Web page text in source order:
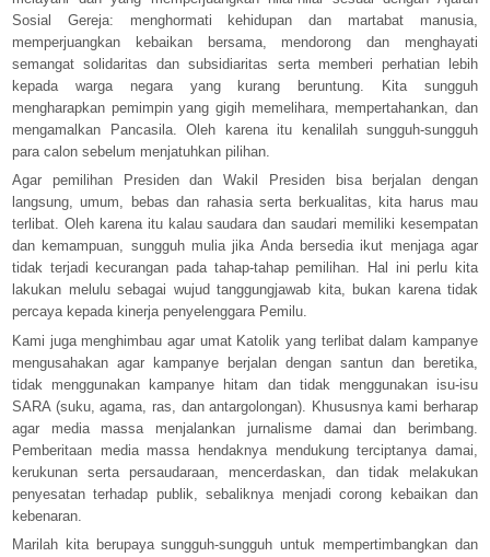
Sosial Gereja: menghormati kehidupan dan martabat manusia,
memperjuangkan kebaikan bersama, mendorong dan menghayati
semangat solidaritas dan subsidiaritas serta memberi perhatian lebih
kepada warga negara yang kurang beruntung. Kita sungguh
mengharapkan pemimpin yang gigih memelihara, mempertahankan, dan
mengamalkan Pancasila. Oleh karena itu kenalilah sungguh-sungguh
para calon sebelum menjatuhkan pilihan.
Agar pemilihan Presiden dan Wakil Presiden bisa berjalan dengan
langsung, umum, bebas dan rahasia serta berkualitas, kita harus mau
terlibat. Oleh karena itu kalau saudara dan saudari memiliki kesempatan
dan kemampuan, sungguh mulia jika Anda bersedia ikut menjaga agar
tidak terjadi kecurangan pada tahap-tahap pemilihan. Hal ini perlu kita
lakukan melulu sebagai wujud tanggungjawab kita, bukan karena tidak
percaya kepada kinerja penyelenggara Pemilu.
Kami juga menghimbau agar umat Katolik yang terlibat dalam kampanye
mengusahakan agar kampanye berjalan dengan santun dan beretika,
tidak menggunakan kampanye hitam dan tidak menggunakan isu-isu
SARA (suku, agama, ras, dan antargolongan). Khususnya kami berharap
agar media massa menjalankan jurnalisme damai dan berimbang.
Pemberitaan media massa hendaknya mendukung terciptanya damai,
kerukunan serta persaudaraan, mencerdaskan, dan tidak melakukan
penyesatan terhadap publik, sebaliknya menjadi corong kebaikan dan
kebenaran.
Marilah kita berupaya sungguh-sungguh untuk mempertimbangkan dan